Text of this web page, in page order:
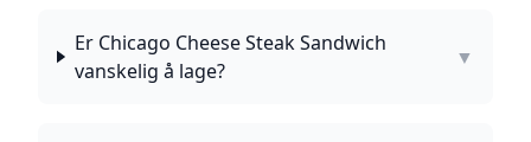
Er Chicago Cheese Steak Sandwich
vanskelig å lage?
▼